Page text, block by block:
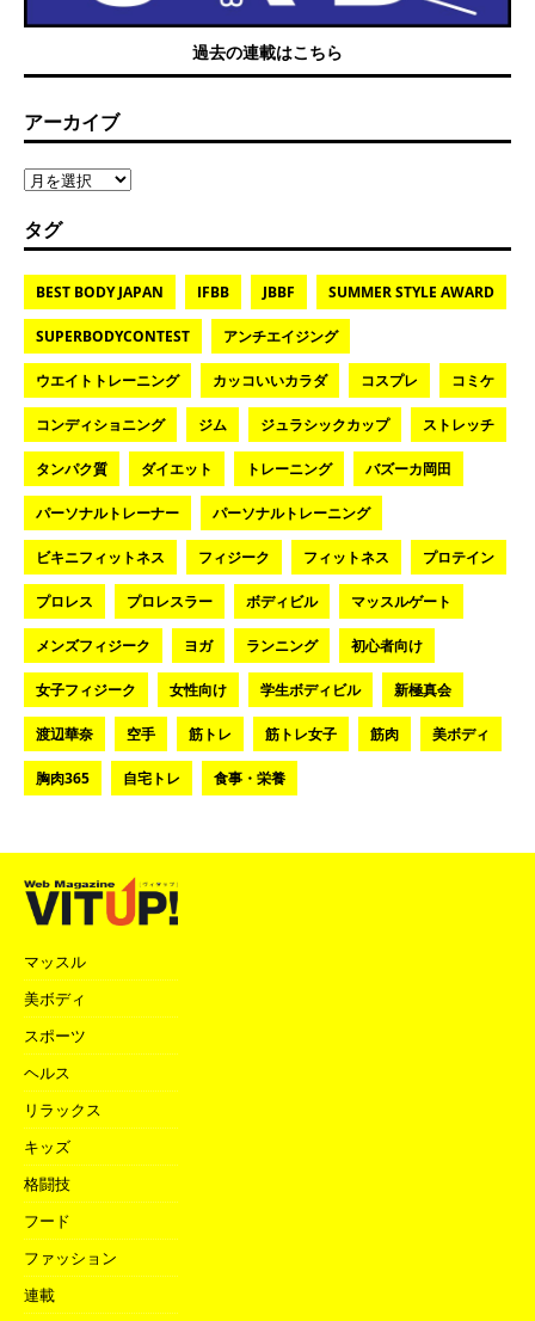
過去の連載はこちら
アーカイブ
タグ
BEST BODY JAPAN IFBB JBBF SUMMER STYLE AWARD
SUPERBODYCONTEST アンチエイジング
ウエイトトレーニング カッコいいカラダ コスプレ コミケ
コンディショニング ジム ジュラシックカップ ストレッチ
タンパク質 ダイエット トレーニング バズーカ岡田
パーソナルトレーナー パーソナルトレーニング
ビキニフィットネス フィジーク フィットネス プロテイン
プロレス プロレスラー ボディビル マッスルゲート
メンズフィジーク ヨガ ランニング 初心者向け
女子フィジーク 女性向け 学生ボディビル 新極真会
渡辺華奈 空手 筋トレ 筋トレ女子 筋肉 美ボディ
胸肉365 自宅トレ 食事・栄養
マッスル
美ボディ
スポーツ
ヘルス
リラックス
キッズ
格闘技
フード
ファッション
連載